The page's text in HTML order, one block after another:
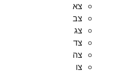
צא
צב
צג
צד
צה
צו